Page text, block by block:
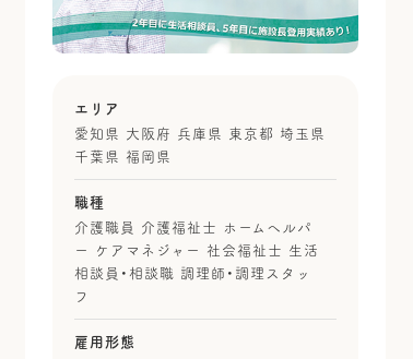
エリア
愛知県 大阪府 兵庫県 東京都 埼玉県
千葉県 福岡県
職種
介護職員 介護福祉士 ホームヘルパ
ー ケアマネジャー 社会福祉士 生活
相談員・相談職 調理師・調理スタッ
フ
雇用形態